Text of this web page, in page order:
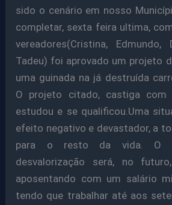
sido o cenário em nosso
completar, sexta feira ultima,
vereadores(Cristina, Edmundo,
Tadeu) foi aprovado um projeto
uma guinada na já destruída
O projeto citado, castiga com
estudou e se qualificou.Uma
efeito negativo e devastador, a
para o resto da vida. O
desvalorização será, no
aposentando com um salário
tendo que trabalhar até aos